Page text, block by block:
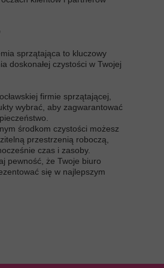
sprzątająca to kluczowy
doskonałej czystości w Twojej
firmie sprzątającej,
wybrać, aby zagwarantować
środkom czystości możesz
przestrzenią roboczą,
czas i zasoby.
pewność, że Twoje biuro
się w najlepszym